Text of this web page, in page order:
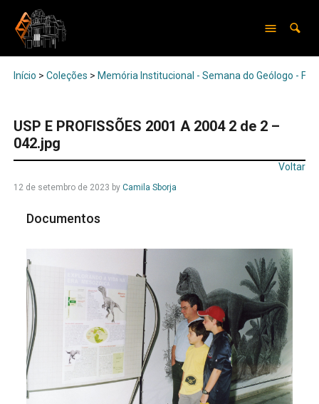
Início > Coleções > Memória Institucional - Semana do Geólogo -
USP E PROFISSÕES 2001 A 2004 2 de 2 –
042.jpg
Voltar
12 de setembro de 2023 by Camila Sborja
Documentos